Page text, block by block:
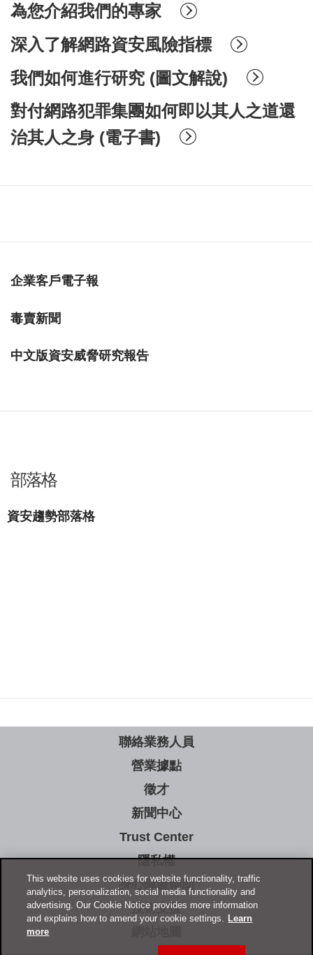
為您介紹我們的專家
深入了解網路資安風險指標
我們如何進行研究 (圖文解說)
對付網路犯罪集團如何即以其人之道還
治其人之身 (電子書)
企業客戶電子報
毒賣新聞
中文版資安威脅研究報告
部落格
資安趨勢部落格
聯絡業務人員
營業據點
徵才
新聞中心
Trust Center
隱私權
身心障礙輔助
技術支援
This website uses cookies for website functionality, traffic
analytics, personalization, social media functionality and
advertising. Our Cookie Notice provides more information
and explains how to amend your cookie settings. Learn
more